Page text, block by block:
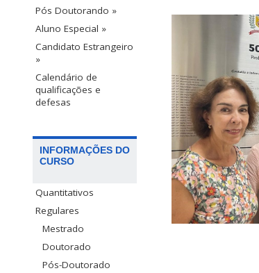
Pós Doutorando »
Aluno Especial »
Candidato Estrangeiro
»
Calendário de
qualificações e
defesas
INFORMAÇÕES DO
CURSO
Quantitativos
Regulares
Mestrado
Doutorado
Pós-Doutorado